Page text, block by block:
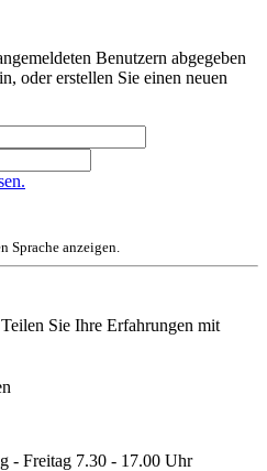
Benutzern abgegeben
oder erstellen Sie einen neuen
Sprache anzeigen.
Sie Ihre Erfahrungen mit
- Freitag 7.30 - 17.00 Uhr